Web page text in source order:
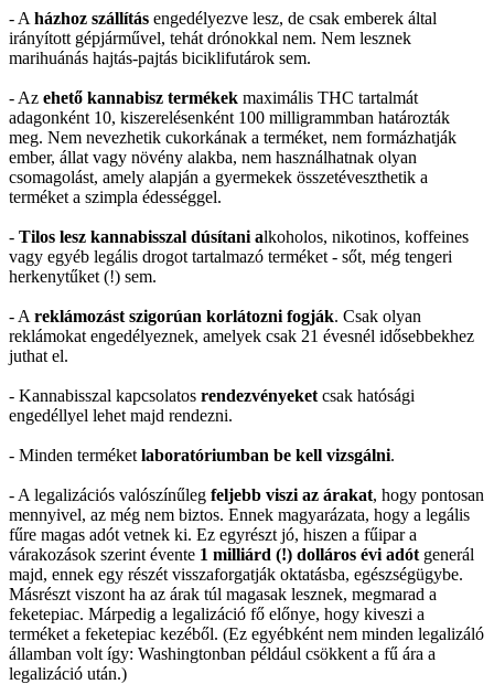
- A házhoz szállítás engedélyezve lesz, de csak emberek által
irányított gépjárművel, tehát drónokkal nem. Nem lesznek
marihuánás hajtás-pajtás biciklifutárok sem.
- Az ehető kannabisz termékek maximális THC tartalmát
adagonként 10, kiszerelésenként 100 milligrammban határozták
meg. Nem nevezhetik cukorkának a terméket, nem formázhatják
ember, állat vagy növény alakba, nem használhatnak olyan
csomagolást, amely alapján a gyermekek összetéveszthetik a
terméket a szimpla édességgel.
- Tilos lesz kannabisszal dúsítani alkoholos, nikotinos, koffeines
vagy egyéb legális drogot tartalmazó terméket - sőt, még tengeri
herkenytűket (!) sem.
- A reklámozást szigorúan korlátozni fogják. Csak olyan
reklámokat engedélyeznek, amelyek csak 21 évesnél idősebbekhez
juthat el.
- Kannabisszal kapcsolatos rendezvényeket csak hatósági
engedéllyel lehet majd rendezni.
- Minden terméket laboratóriumban be kell vizsgálni.
- A legalizációs valószínűleg feljebb viszi az árakat, hogy pontosan
mennyivel, az még nem biztos. Ennek magyarázata, hogy a legális
fűre magas adót vetnek ki. Ez egyrészt jó, hiszen a fűipar a
várakozások szerint évente 1 milliárd (!) dolláros évi adót generál
majd, ennek egy részét visszaforgatják oktatásba, egészségügybe.
Másrészt viszont ha az árak túl magasak lesznek, megmarad a
feketepiac. Márpedig a legalizáció fő előnye, hogy kiveszi a
terméket a feketepiac kezéből. (Ez egyébként nem minden legalizáló
államban volt így: Washingtonban például csökkent a fű ára a
legalizáció után.)